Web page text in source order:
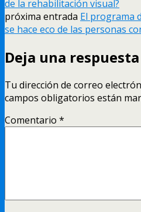
de la rehabilitación visual?
próxima entrada El programa
se hace eco de las personas
Deja una respuesta
Tu dirección de correo
campos obligatorios están
Comentario *